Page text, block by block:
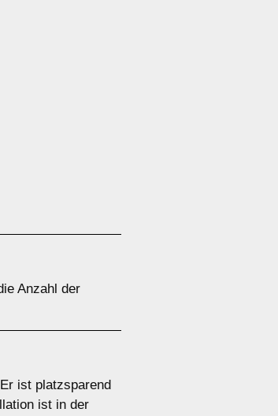
Anzahl der
ist platzsparend
ist in der